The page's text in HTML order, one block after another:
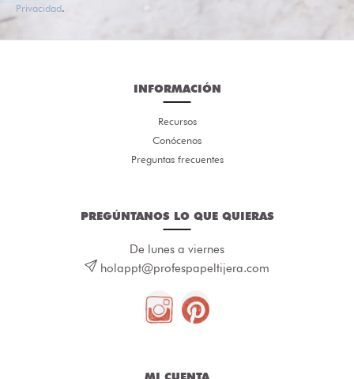
Privacidad.
INFORMACIÓN
Recursos
Conócenos
Preguntas frecuentes
PREGÚNTANOS LO QUE QUIERAS
De lunes a viernes
holappt@profespapeltijera.com